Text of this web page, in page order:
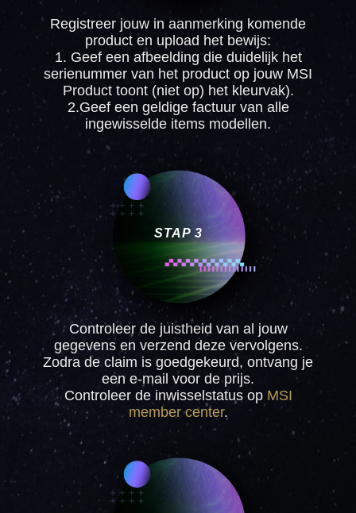
Registreer jouw in aanmerking komende
product en upload het bewijs:
1. Geef een afbeelding die duidelijk het
serienummer van het product op jouw MSI
Product toont (niet op) het kleurvak).
2.Geef een geldige factuur van alle
ingewisselde items modellen.
STAP 3
Controleer de juistheid van al jouw
gegevens en verzend deze vervolgens.
Zodra de claim is goedgekeurd, ontvang je
een e-mail voor de prijs.
Controleer de inwisselstatus op MSI
member center.